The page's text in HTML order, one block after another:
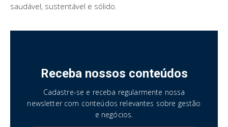
saudável, sustentável e sólido.
Receba nossos conteúdos
Cadastre-se e receba regularmente nossa
newsletter com conteúdos relevantes sobre gestão
e negócios.